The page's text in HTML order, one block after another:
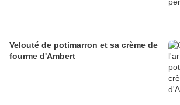
Velouté de potimarron et sa crème de
fourme d'Ambert